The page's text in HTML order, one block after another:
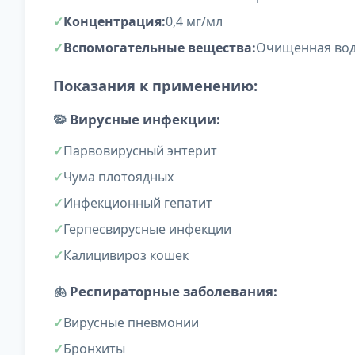
Концентрация:0,4 мг/мл
Вспомогательные вещества:Очищенная
Показания к применению:
🦠 Вирусные инфекции:
Парвовирусный энтерит
Чума плотоядных
Инфекционный гепатит
Герпесвирусные инфекции
Калицивироз кошек
🫁 Респираторные заболевания:
Вирусные пневмонии
Бронхиты